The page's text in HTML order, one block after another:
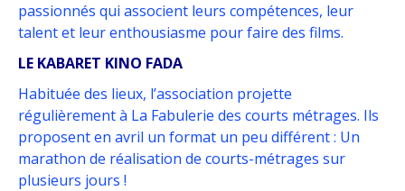
passionnés qui associent leurs compétences, leur
talent et leur enthousiasme pour faire des films.
LE KABARET KINO FADA
Habituée des lieux, l’association projette
régulièrement à La Fabulerie des courts métrages. Ils
proposent en avril un format un peu différent : Un
marathon de réalisation de courts-métrages sur
plusieurs jours !